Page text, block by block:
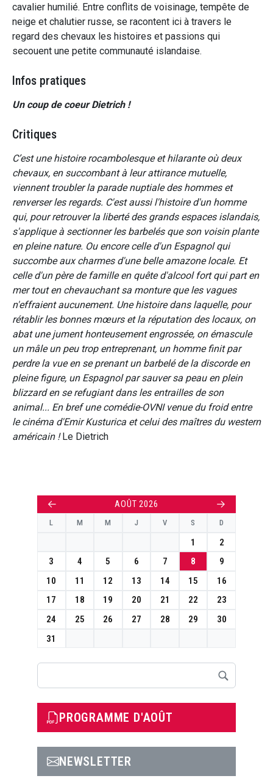
cavalier humilié. Entre conflits de voisinage, tempête de
neige et chalutier russe, se racontent ici à travers le
regard des chevaux les histoires et passions qui
secouent une petite communauté islandaise.
Infos pratiques
Un coup de coeur Dietrich !
Critiques
C’est une histoire rocambolesque et hilarante où deux
chevaux, en succombant à leur attirance mutuelle,
viennent troubler la parade nuptiale des hommes et
renverser les regards. C'est aussi l'histoire d'un homme
qui, pour retrouver la liberté des grands espaces islandais,
s'applique à sectionner les barbelés que son voisin plante
en pleine nature. Ou encore celle d'un Espagnol qui
succombe aux charmes d'une belle amazone locale. Et
celle d'un père de famille en quête d'alcool fort qui part en
mer tout en chevauchant sa monture que les vagues
n'effraient aucunement. Une histoire dans laquelle, pour
rétablir les bonnes mœurs et la réputation des locaux, on
abat une jument honteusement engrossée, on émascule
un mâle un peu trop entreprenant, un homme finit par
perdre la vue en se prenant un barbelé de la discorde en
pleine figure, un Espagnol par sauver sa peau en plein
blizzard en se refugiant dans les entrailles de son
animal... En bref une comédie-OVNI venue du froid entre
le cinéma d'Emir Kusturica et celui des maîtres du western
américain !Le Dietrich
← AOÛT 2026 →
L M M J V S D
1
2
3
4 5 6 7 8
9
10
11 12 13 14 15
16
17
18 19 20 21 22
23
24
25 26 27 28 29
30
31
PROGRAMME D'AOÛT
NEWSLETTER